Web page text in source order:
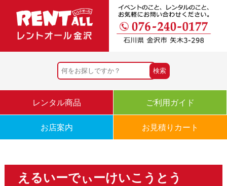
レンタル商品 ご利用ガイド
お店案内 お見積りカート
えるいーでぃーけいこうとう